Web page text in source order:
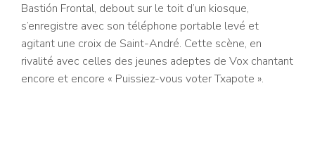
Bastión Frontal, debout sur le toit d’un kiosque,
s’enregistre avec son téléphone portable levé et
agitant une croix de Saint-André. Cette scène, en
rivalité avec celles des jeunes adeptes de Vox chantant
encore et encore « Puissiez-vous voter Txapote ».